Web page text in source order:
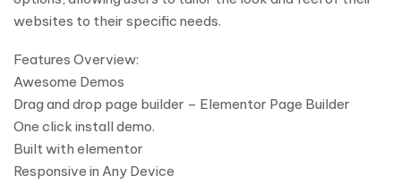
websites to their specific needs.
Features Overview:
Awesome Demos
Drag and drop page builder – Elementor Page Builder
One click install demo.
Built with elementor
Responsive in Any Device